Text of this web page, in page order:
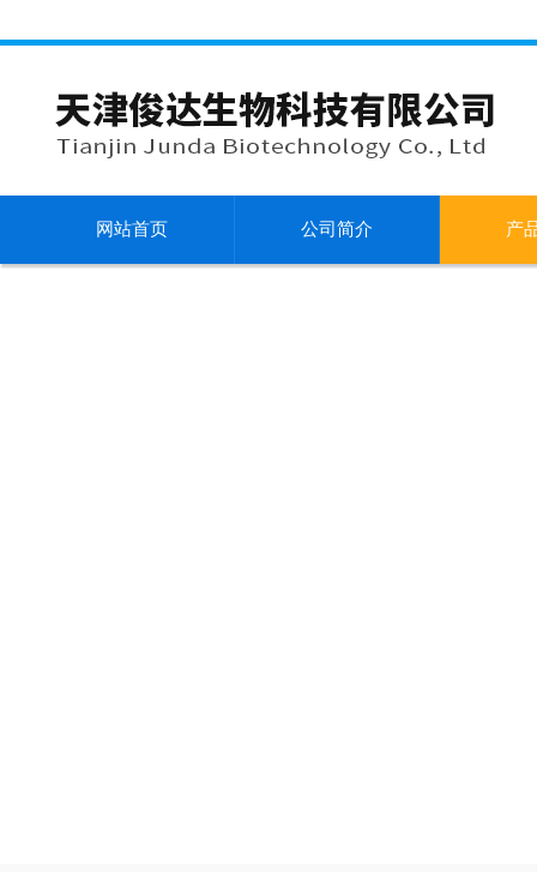
网站首页 公司简介 产